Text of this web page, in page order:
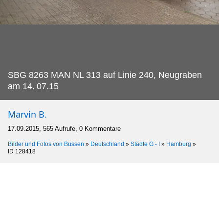
SBG 8263 MAN NL 313 auf Linie 240, Neugraben
am 14. 07.15
Marvin B.
17.09.2015, 565 Aufrufe, 0 Kommentare
Bilder und Fotos von Bussen » Deutschland » Städte G - I » Hamburg »
ID 128418